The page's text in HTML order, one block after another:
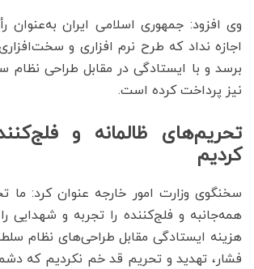
وی افزود: جمهوری اسلامی ایران
اجازه نداد که طرح نرم افزاری و
برسد و با ایستادگی در مقابل طراحی نظام
نیز پرداخت کرده است.
تحریم‌های ظالمانه و
کردیم
سخنگوی وزارت امور خارجه عنوان کرد: ما
همه‌جانبه و فلج‌کننده را تجربه و شهدایی
هزینه‌ ایستادگی مقابل طراحی‌های نظام
فشار، تهدید و تحریم قد خم نکردیم که